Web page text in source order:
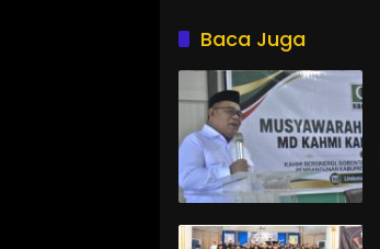
Baca Juga